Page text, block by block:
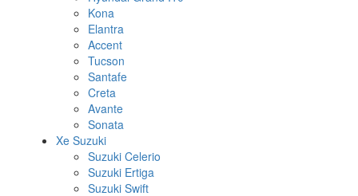
Kona
Elantra
Accent
Tucson
Santafe
Creta
Avante
Sonata
Xe Suzuki
Suzuki Celerio
Suzuki Ertiga
Suzuki Swift